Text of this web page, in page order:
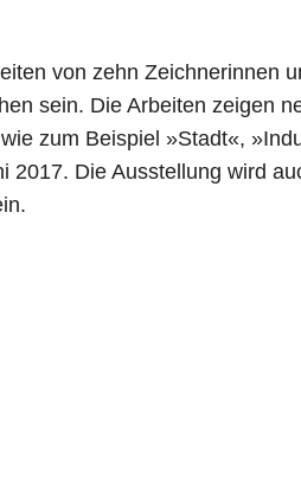
von zehn Zeichnerinnen
sein. Die Arbeiten zeigen
zum Beispiel »Stadt«,
2017. Die Ausstellung wird